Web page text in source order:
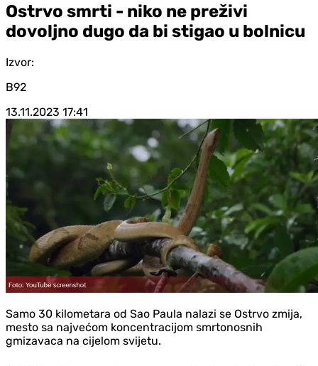
Ostrvo smrti - niko ne preživi
dovoljno dugo da bi stigao u bolnicu
Izvor:
B92
13.11.2023 17:41
Samo 30 kilometara od Sao Paula nalazi se Ostrvo zmija,
mesto sa najvećom koncentracijom smrtonosnih
gmizavaca na cijelom svijetu.